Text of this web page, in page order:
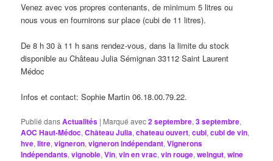
Venez avec vos propres contenants, de minimum 5 litres ou
nous vous en fournirons sur place (cubi de 11 litres).
De 8 h 30 à 11 h sans rendez-vous, dans la limite du stock
disponible au Château Julia Sémignan 33112 Saint Laurent
Médoc
Infos et contact: Sophie Martin 06.18.00.79.22.
Publié dansActualités | Marqué avec2 septembre,3 septembre,
AOC Haut-Médoc,Château Julia,chateau ouvert,cubi,cubi de vin,
hve,litre,vigneron,vigneron indépendant,Vignerons
Indépendants,vignoble,Vin,vin en vrac,vin rouge,weingut,wine